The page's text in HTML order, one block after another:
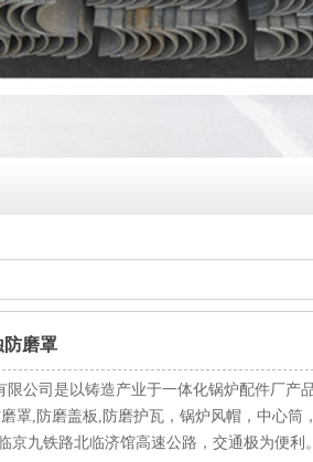
防磨罩
限公司是以铸造产业于一体化锅炉配件厂产
罩,防磨盖板,防磨护瓦，锅炉风帽，中心筒
京九铁路北临济馆高速公路，交通极为便利。